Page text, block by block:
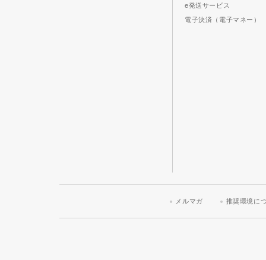
e発送サービス
電子決済（電子マネー）
メルマガ 推奨環境に